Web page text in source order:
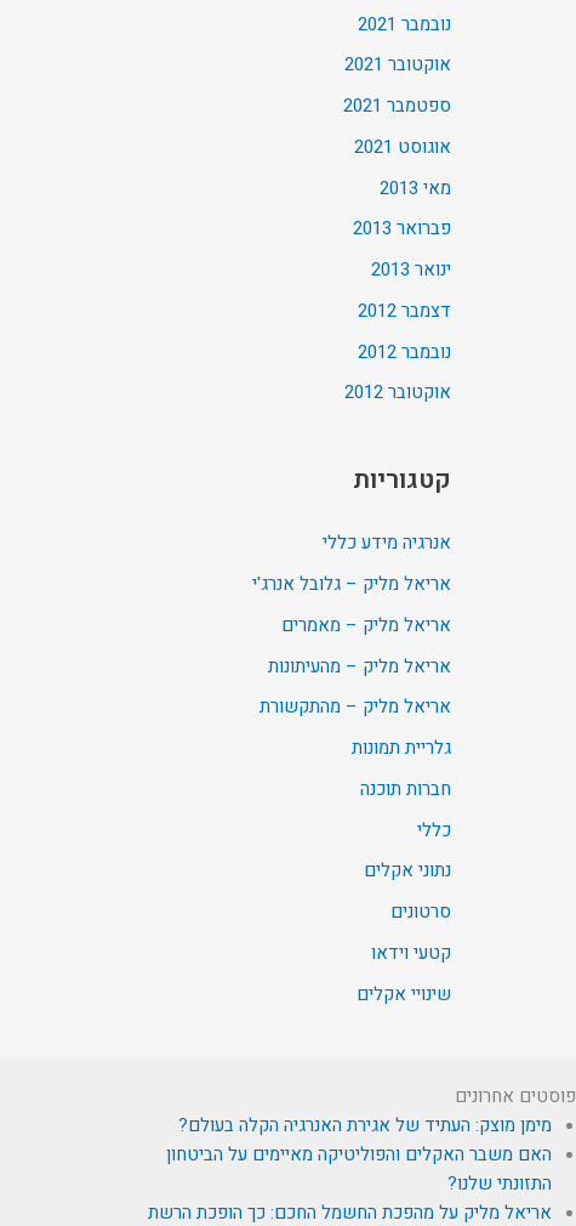
נובמבר 2021
אוקטובר 2021
ספטמבר 2021
אוגוסט 2021
מאי 2013
פברואר 2013
ינואר 2013
דצמבר 2012
נובמבר 2012
אוקטובר 2012
קטגוריות
אנרגיה מידע כללי
אריאל מליק – גלובל אנרג'י
אריאל מליק – מאמרים
אריאל מליק – מהעיתונות
אריאל מליק – מהתקשורת
גלריית תמונות
חברות תוכנה
כללי
נתוני אקלים
סרטונים
קטעי וידאו
שינויי אקלים
פוסטים אחרונים
מימן מוצק: העתיד של אגירת האנרגיה הקלה בעולם?
האם משבר האקלים והפוליטיקה מאיימים על הביטחון
התזונתי שלנו?
אריאל מליק על מהפכת החשמל החכם: כך הופכת הרשת